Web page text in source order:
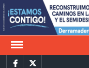
Saltar
al
contenido
FacebookTwitter